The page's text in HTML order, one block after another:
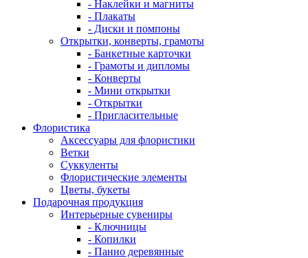
- Наклейки и магниты
- Плакаты
- Диски и помпоны
Открытки, конверты, грамоты
- Банкетные карточки
- Грамоты и дипломы
- Конверты
- Мини открытки
- Открытки
- Пригласительные
Флористика
Аксессуары для флористики
Ветки
Суккуленты
Флористические элементы
Цветы, букеты
Подарочная продукция
Интерьерные сувениры
- Ключницы
- Копилки
- Панно деревянные